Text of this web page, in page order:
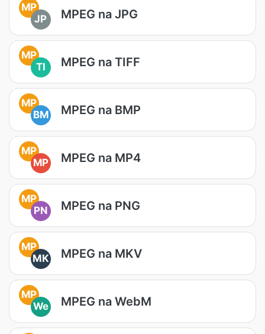
MP
JP
MPEG na JPG
MP
TI
MPEG na TIFF
MP
BM
MPEG na BMP
MP
MP
MPEG na MP4
MP
PN
MPEG na PNG
MP
MK
MPEG na MKV
MP
We
MPEG na WebM